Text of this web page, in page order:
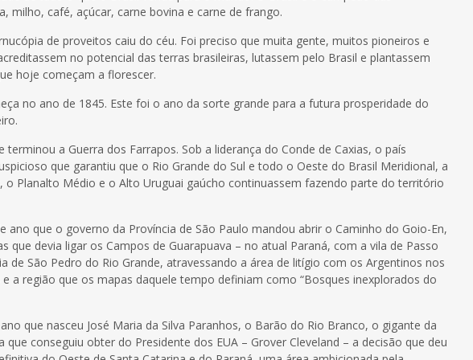
milho, café, açúcar, carne bovina e carne de frango.
de proveitos caiu do céu. Foi preciso que muita gente, muitos pioneiros e
no potencial das terras brasileiras, lutassem pelo Brasil e plantassem
hoje começam a florescer.
no ano de 1845. Este foi o ano da sorte grande para a futura prosperidade do
terminou a Guerra dos Farrapos. Sob a liderança do Conde de Caxias, o país
que garantiu que o Rio Grande do Sul e todo o Oeste do Brasil Meridional, a
o Planalto Médio e o Alto Uruguai gaúcho continuassem fazendo parte do território
ano que o governo da Província de São Paulo mandou abrir o Caminho do Goio-En,
que devia ligar os Campos de Guarapuava – no atual Paraná, com a vila de Passo
de São Pedro do Rio Grande, atravessando a área de litígio com os Argentinos nos
e a região que os mapas daquele tempo definiam como “Bosques inexplorados do
que nasceu José Maria da Silva Paranhos, o Barão do Rio Branco, o gigante da
que conseguiu obter do Presidente dos EUA – Grover Cleveland – a decisão que deu